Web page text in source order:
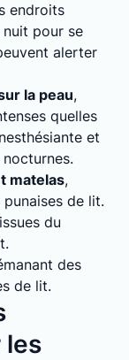
endroits
pour se
alerter
la peau,
quelles
et
matelas,
de lit.
du
des
de lit.
les